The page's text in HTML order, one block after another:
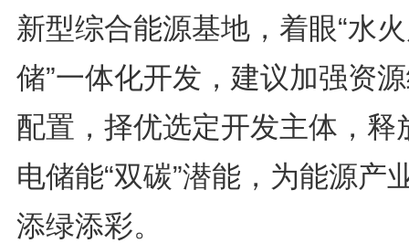
新型综合能源基地，着眼“水
储”一体化开发，建议加强资
配置，择优选定开发主体，释
电储能“双碳”潜能，为能源产
添绿添彩。